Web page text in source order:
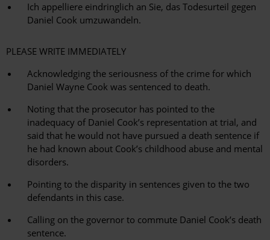
Ich appelliere eindringlich an Sie, das Todesurteil gegen
Daniel Cook umzuwandeln.
PLEASE WRITE IMMEDIATELY
Acknowledging the seriousness of the crime for which
Daniel Wayne Cook was sentenced to death.
Noting that the prosecutor has pointed to the
inadequacy of Daniel Cook’s representation at trial, and
said that he would not have pursued a death sentence if
he had known about Cook’s childhood abuse and mental
disorders.
Pointing to the disparity in sentences given to the two
defendants in this case.
Calling on the governor to commute Daniel Cook’s death
sentence.